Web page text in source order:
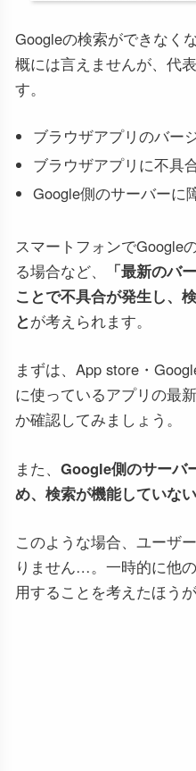
Googleの検索ができなく
概には言えませんが、代
す。
ブラウザアプリのバー
ブラウザアプリに不具
Google側のサーバーに
スマートフォンでGoogle
る場合など、
「最新のバ
ことで不具合が発生し、
とが考えられます。
まずは、App store・
に使っているアプリの最
か確認してみましょう。
また、 Google側のサーバ
め、検索が機能していない
このような場合、ユーザ
りません…。一時的に他
用することを考えたほう